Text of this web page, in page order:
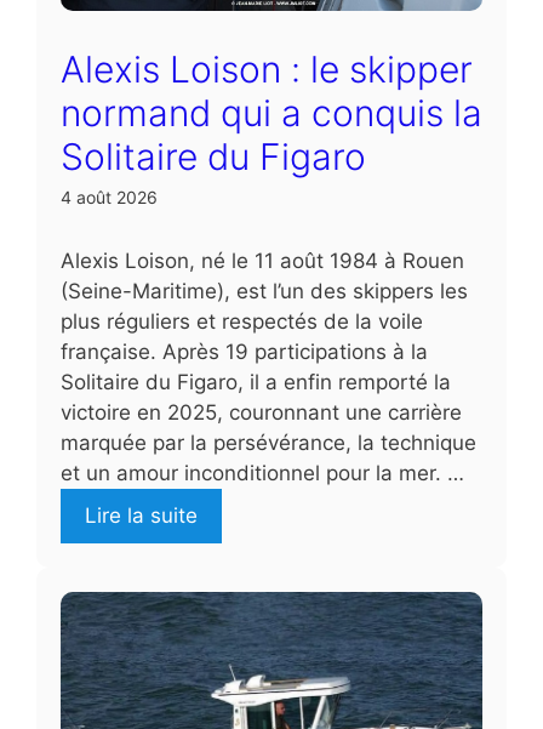
Alexis Loison : le skipper
normand qui a conquis la
Solitaire du Figaro
4 août 2026
Alexis Loison, né le 11 août 1984 à Rouen
(Seine-Maritime), est l’un des skippers les
plus réguliers et respectés de la voile
française. Après 19 participations à la
Solitaire du Figaro, il a enfin remporté la
victoire en 2025, couronnant une carrière
marquée par la persévérance, la technique
et un amour inconditionnel pour la mer. …
Lire la suite